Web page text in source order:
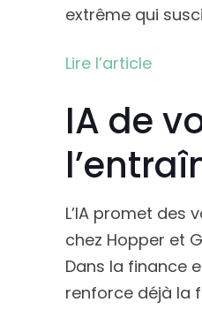
extrême qui
Lire l’article
IA de
L’IA promet
chez Hopper et
Dans la finance
renforce déjà la